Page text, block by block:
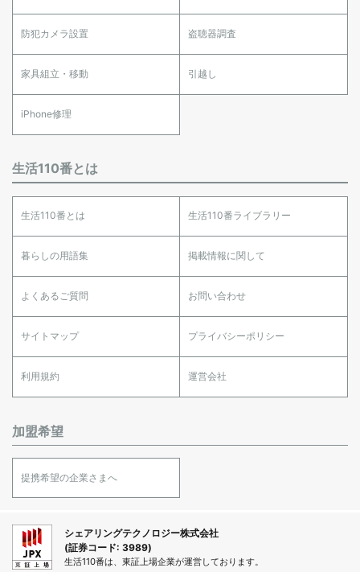
防犯カメラ設置 盗聴器調査
家具組立・移動 引越し
iPhone修理
生活110番とは
生活110番とは 生活110番ライブラリー
暮らしの用語集 掲載情報に関して
よくあるご質問 お問い合わせ
サイトマップ プライバシーポリシー
利用規約 運営会社
加盟希望
提携希望の企業さまへ
シェアリングテクノロジー株式会社
(証券コード: 3989)
生活110番は、東証上場企業が運営しております。